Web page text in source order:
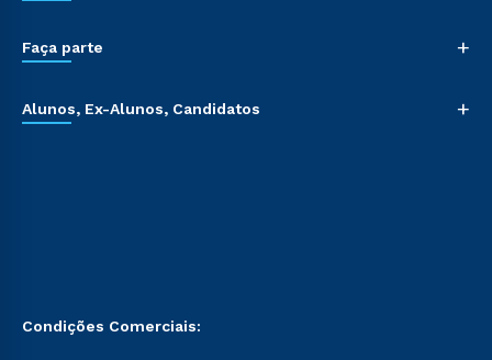
Faça parte +
Alunos, Ex-Alunos, Candidatos +
Condições Comerciais: